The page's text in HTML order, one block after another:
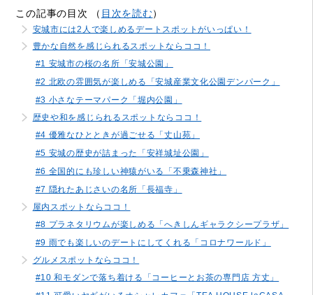
この記事の目次 （ 目次を読む）
安城市には2人で楽しめるデートスポットがいっぱい！
豊かな自然を感じられるスポットならココ！
#1 安城市の桜の名所「安城公園」
#2 北欧の雰囲気が楽しめる「安城産業文化公園デンパーク」
#3 小さなテーマパーク「堀内公園」
歴史や和を感じられるスポットならココ！
#4 優雅なひとときが過ごせる「丈山苑」
#5 安城の歴史が詰まった「安祥城址公園」
#6 全国的にも珍しい神猿がいる「不乗森神社」
#7 隠れたあじさいの名所「長福寺」
屋内スポットならココ！
#8 プラネタリウムが楽しめる「へきしんギャラクシープラザ」
#9 雨でも楽しいのデートにしてくれる「コロナワールド」
グルメスポットならココ！
#10 和モダンで落ち着ける「コーヒーとお茶の専門店 方丈」